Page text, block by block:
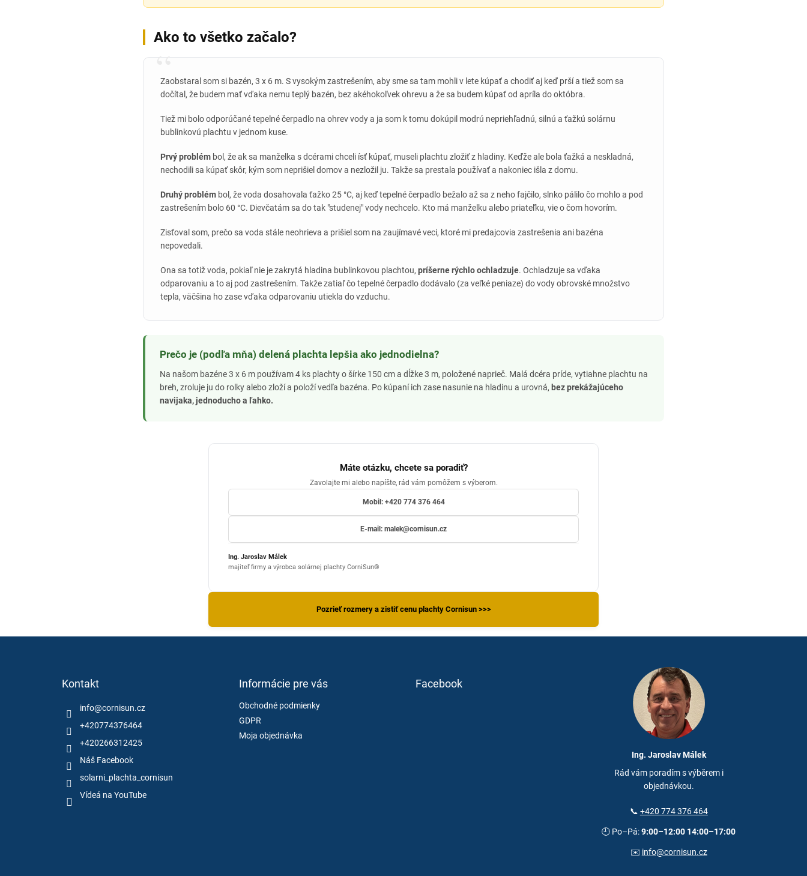
Ako to všetko začalo?
Zaobstaral som si bazén, 3 x 6 m. S vysokým zastrešením, aby sme sa tam mohli v lete kúpať a chodiť aj keď prší a tiež som sa
dočítal, že budem mať vďaka nemu teplý bazén, bez akéhokoľvek ohrevu a že sa budem kúpať od apríla do októbra.
Tiež mi bolo odporúčané tepelné čerpadlo na ohrev vody a ja som k tomu dokúpil modrú nepriehľadnú, silnú a ťažkú solárnu
bublinkovú plachtu v jednom kuse.
Prvý problém bol, že ak sa manželka s dcérami chceli ísť kúpať, museli plachtu zložiť z hladiny. Keďže ale bola ťažká a neskladná,
nechodili sa kúpať skôr, kým som neprišiel domov a nezložil ju. Takže sa prestala používať a nakoniec išla z domu.
Druhý problém bol, že voda dosahovala ťažko 25 °C, aj keď tepelné čerpadlo bežalo až sa z neho fajčilo, slnko pálilo čo mohlo a pod
zastrešením bolo 60 °C. Dievčatám sa do tak "studenej" vody nechcelo. Kto má manželku alebo priateľku, vie o čom hovorím.
Zisťoval som, prečo sa voda stále neohrieva a prišiel som na zaujímavé veci, ktoré mi predajcovia zastrešenia ani bazéna
nepovedali.
Ona sa totiž voda, pokiaľ nie je zakrytá hladina bublinkovou plachtou, príšerne rýchlo ochladzuje. Ochladzuje sa vďaka
odparovaniu a to aj pod zastrešením. Takže zatiaľ čo tepelné čerpadlo dodávalo (za veľké peniaze) do vody obrovské množstvo
tepla, väčšina ho zase vďaka odparovaniu utiekla do vzduchu.
Prečo je (podľa mňa) delená plachta lepšia ako jednodielna?
Na našom bazéne 3 x 6 m používam 4 ks plachty o šírke 150 cm a dĺžke 3 m, položené naprieč. Malá dcéra príde, vytiahne plachtu na
breh, zroluje ju do rolky alebo zloží a položí vedľa bazéna. Po kúpaní ich zase nasunie na hladinu a urovná, bez prekážajúceho
navijaka, jednoducho a ľahko.
Máte otázku, chcete sa poradiť?
Zavolajte mi alebo napíšte, rád vám pomôžem s výberom.
Mobil: +420 774 376 464
E-mail: malek@cornisun.cz
Ing. Jaroslav Málek
majiteľ firmy a výrobca solárnej plachty CorniSun®
Pozrieť rozmery a zistiť cenu plachty Cornisun >>>
Kontakt
info@cornisun.cz
+420774376464
+420266312425
Náš Facebook
solarni_plachta_cornisun
Vídeá na YouTube
Informácie pre vás
Obchodné podmienky
GDPR
Moja objednávka
Facebook
Ing. Jaroslav Málek
Rád vám poradím s výběrem i
objednávkou.
📞 +420 774 376 464
🕘 Po–Pá:9:00–12:00 14:00–17:00
✉️ info@cornisun.cz